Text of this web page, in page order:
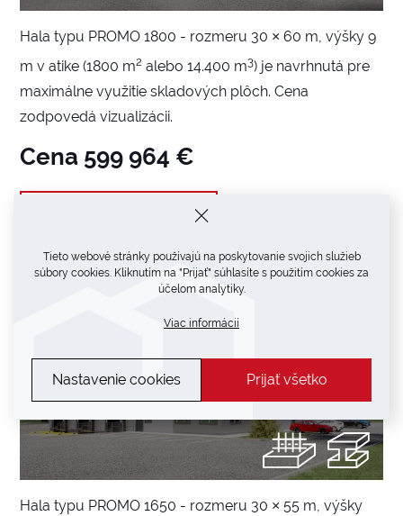
Tieto webové stránky používajú na poskytovanie svojich služieb
súbory cookies. Kliknutím na "Prijať" súhlasíte s použitím cookies za
účelom analytiky.
Viac informácií
Nastavenie cookies Prijať všetko
Hala typu PROMO 1800 - rozmeru 30 × 60 m, výšky 9
m v atike (1800 m2 alebo 14.400 m3) je navrhnutá pre
maximálne využitie skladových plôch. Cena
zodpovedá vizualizácii.
Cena 599 964 €
Cena skladovej haly PROMO 1650
Hala typu PROMO 1650 - rozmeru 30 × 55 m, výšky